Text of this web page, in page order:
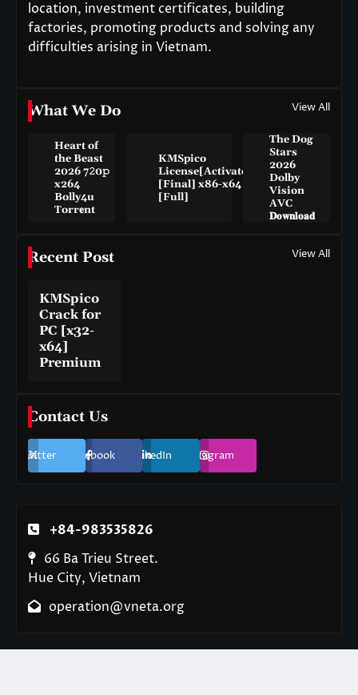
location, investment certificates, building
factories, promoting products and solving any
difficulties arising in Vietnam.
What We Do View All
Heart of
the Beast
2026 7𝟸0𝚙
x264
Bolly4u
Torr𝐞nt
KMSpico
License[Activated]
[Final] x86-x64
[Full]
The Dog
Stars
2026
Dolby
Vision
AVC
𝐃𝐨𝐰𝐧𝐥𝐨𝐚𝐝
Recent Post View All
KMSpico
Crack for
PC [x32-
x64]
Premium
Contact Us
Twitter Facebook LinkedIn Instagram
+84-983535826
66 Ba Trieu Street.
Hue City, Vietnam
operation@vneta.org